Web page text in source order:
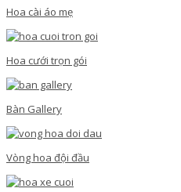
Hoa cài áo mẹ
Hoa cưới trọn gói
Bàn Gallery
Vòng hoa đội đầu